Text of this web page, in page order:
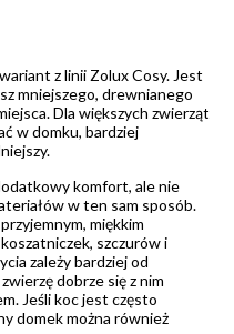
z linii Zolux Cosy. Jest
mniejszego, drewnianego
Dla większych zwierząt
w domku, bardziej
komfort, ale nie
w ten sam sposób.
miękkim
szczurów i
zależy bardziej od
dobrze się z nim
Jeśli koc jest często
domek można również